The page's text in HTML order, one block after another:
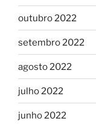
outubro 2022
setembro 2022
agosto 2022
julho 2022
junho 2022